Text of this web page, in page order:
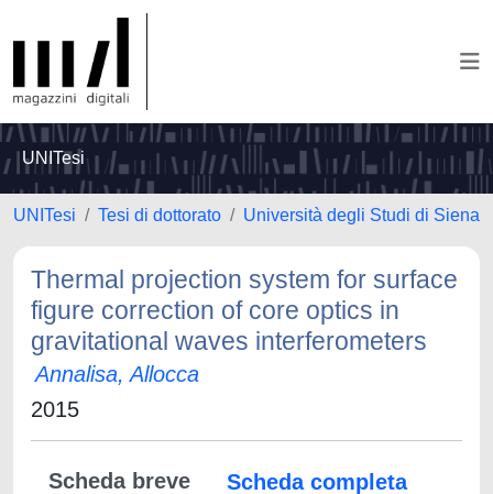
UNITesi
UNITesi Tesi di dottorato Università degli Studi di Siena
Thermal projection system for surface
figure correction of core optics in
gravitational waves interferometers
Annalisa, Allocca
2015
Scheda breve
Scheda completa